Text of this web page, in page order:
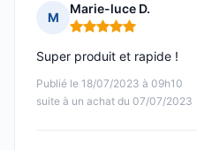
M
Marie-luce D.
Note : 5 sur 5
Publié le 18/07/2023 à 09h10
suite à un achat du 07/07/2023
Super produit et rapide !